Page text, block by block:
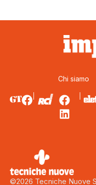
Chi siamo
©2026 Tecniche Nuove